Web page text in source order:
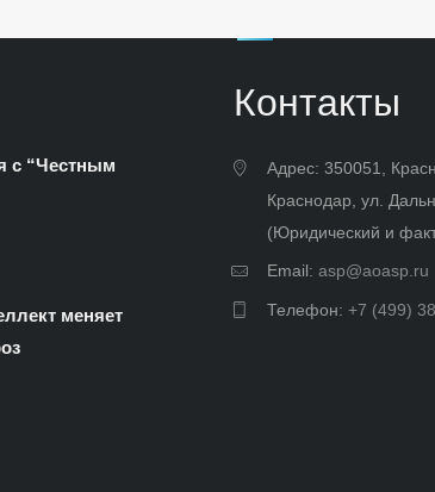
с “Честным
меняет
Контакты
Адрес: 350051,
Краснодар, ул.
(Юридический и
Email: asp@aoasp.ru
Телефон: +7 (499)